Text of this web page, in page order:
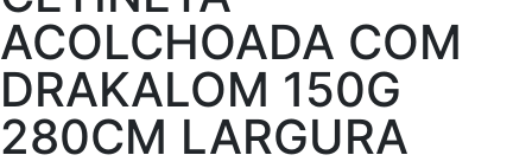
ACOLCHOADA COM
DRAKALOM 150G
280CM LARGURA